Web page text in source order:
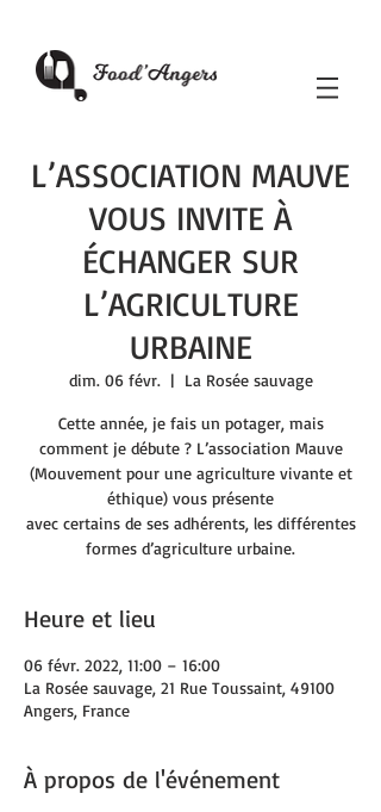
L’ASSOCIATION MAUVE
VOUS INVITE À
ÉCHANGER SUR
L’AGRICULTURE
URBAINE
dim. 06 févr.
  |
La Rosée sauvage
Cette année, je fais un potager, mais
comment je débute ? L’association Mauve
(Mouvement pour une agriculture vivante et
éthique) vous présente
avec certains de ses adhérents, les différentes
formes d’agriculture urbaine.
Heure et lieu
06 févr. 2022, 11:00 – 16:00
La Rosée sauvage, 21 Rue Toussaint, 49100
Angers, France
À propos de l'événement